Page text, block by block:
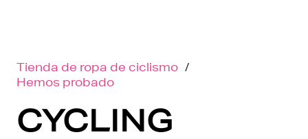
Tienda de ropa de ciclismo /
Hemos probado
CYCLING